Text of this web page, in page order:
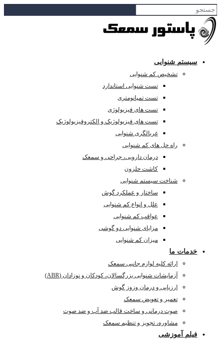
سیستم شنوایی
تشخیص کم شنوایی
تست شنوایی استاندارد
تست تمپانومتری
تست های فیزیولوژی
تست های فیزیولوژیک و الکتروفیزیولوژیک
غربالگری شنوایی
راه حل های کم شنوایی
درمان دارویی، جراحی و سمعک
کاشت حلزون
شناخت سیستم شنوایی
ساختار و عملکرد گوش
علل و انواع کم شنوایی
عواقب کم شنوایی
مزایای شنوایی دو گوشی
میزان کم شنوایی
خدمات ما
ارائه کلیه لوازم جانبی سمعک
آزمایشات شنوایی بزرگسالان، کودکان و نوزادان (ABR)
ارزیابی و درمان وزوز گوش
تعمیر و تعویض سمعک
صوت درمانی و ساخت قالب ضد آب و ضد صوت
مشاوره، تجویز و تنظیم سمعک
فیلم آموزشی